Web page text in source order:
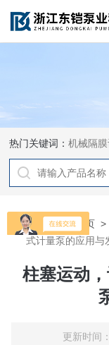
热门关键词：机械隔
当前位置：首页
式计量泵的应用与
柱塞运动
更新时间